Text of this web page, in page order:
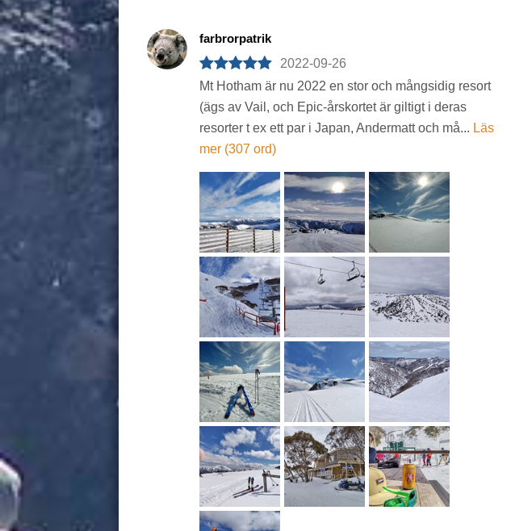
farbrorpatrik
2022-09-26
Mt Hotham är nu 2022 en stor och mångsidig resort
(ägs av Vail, och Epic-årskortet är giltigt i deras
resorter t ex ett par i Japan, Andermatt och må... Läs
mer (307 ord)